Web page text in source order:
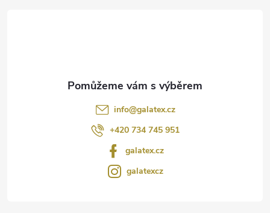
info@galatex.cz
+420 734 745 951
galatex.cz
galatexcz